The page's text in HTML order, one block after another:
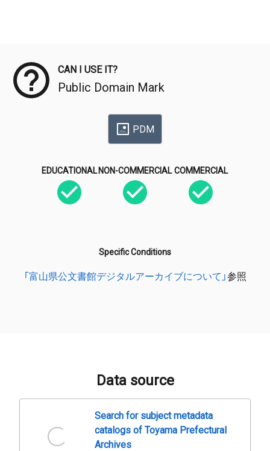
CAN I USE IT?
Public Domain Mark
PDM
EDUCATIONAL NON-COMMERCIAL COMMERCIAL
Specific Conditions
「富山県公文書館デジタルアーカイブについて」参照
Data source
Search for subject metadata
catalogs of Toyama Prefectural
Archives